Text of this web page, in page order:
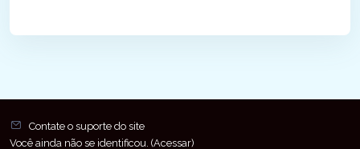
Contate o suporte do site
Você ainda não se identificou. (Acessar)